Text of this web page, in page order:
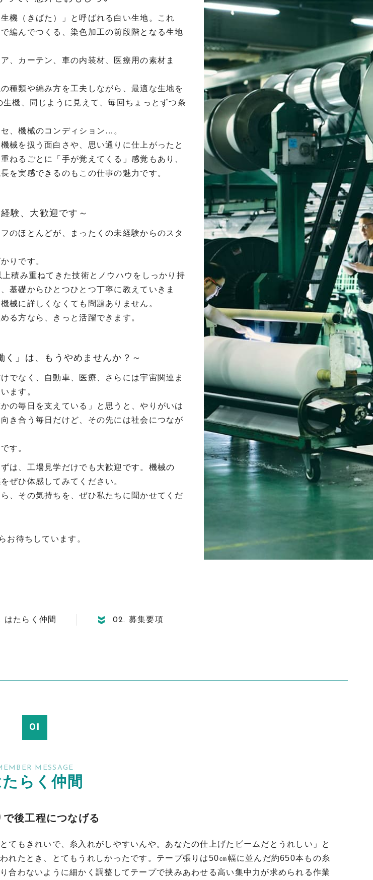
機（きばた）」と呼ばれる白い生地。これ
編んでつくる、染色加工の前段階となる生地
、カーテン、車の内装材、医療用の素材ま
種類や編み方を工夫しながら、最適な生地を
機、同じように見えて、毎回ちょっとずつ条
、機械のコンディション…。
械を扱う面白さや、思い通りに仕上がったと
ねるごとに「手が覚えてくる」感覚もあり、
を実感できるのもこの仕事の魅力です。
験、大歓迎です～
のほとんどが、まったくの未経験からのスタ
りです。
積み重ねてきた技術とノウハウをしっかり持
基礎からひとつひとつ丁寧に教えていきま
械に詳しくなくても問題ありません。
る方なら、きっと活躍できます。
く」は、もうやめませんか？～
でなく、自動車、医療、さらには宇宙関連ま
ます。
の毎日を支えている」と思うと、やりがいは
き合う毎日だけど、その先には社会につなが
す。
は、工場見学だけでも大歓迎です。機械の
ぜひ体感してみてください。
、その気持ちを、ぜひ私たちに聞かせてくだ
お待ちしています。
はたらく仲間 02. 募集要項
MESSAGE
らく仲間
後工程につなげる
とてもきれいで、糸入れがしやすいんや。あなたの仕上げたビームだとうれしい」と
れたとき、とてもうれしかったです。テープ張りは50㎝幅に並んだ約650本もの糸
合わないように細かく調整してテープで挟みあわせる高い集中力が求められる作業